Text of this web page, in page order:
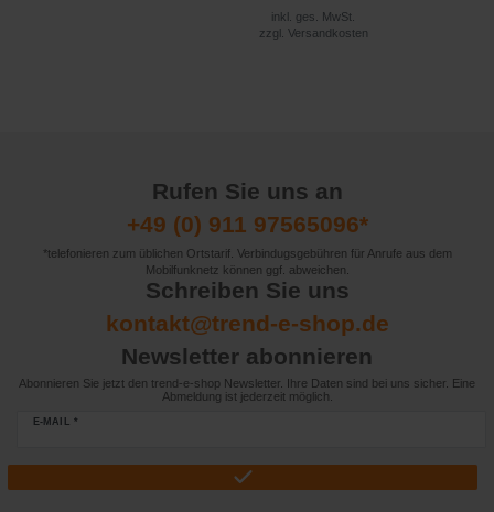
inkl. ges. MwSt.
zzgl. Versandkosten
Rufen Sie uns an
+49 (0) 911 97565096*
*telefonieren zum üblichen Ortstarif. Verbindugsgebühren für Anrufe aus dem
Mobilfunknetz können ggf. abweichen.
Schreiben Sie uns
kontakt@trend-e-shop.de
Newsletter abonnieren
Abonnieren Sie jetzt den trend-e-shop Newsletter. Ihre Daten sind bei uns sicher. Eine
Abmeldung ist jederzeit möglich.
E-MAIL *